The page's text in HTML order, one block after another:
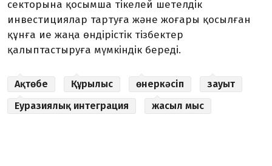
секторына қосымша тікелей шетелдік
инвестициялар тартуға және жоғары қосылған
құнға ие жаңа өндірістік тізбектер
қалыптастыруға мүмкіндік береді.
Ақтөбе Құрылыс өнеркәсіп
зауыт
Еуразиялық интеграция
жасыл мыс